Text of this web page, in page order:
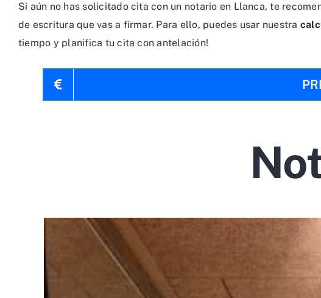
Si aún no has solicitado cita con un notario en Llanca, te
de escritura que vas a firmar. Para ello, puedes usar nuestra
tiempo y planifica tu cita con antelación!